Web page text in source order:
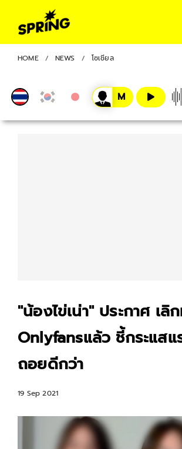
HOME NEWS โซเชียล
"น้องไข่เน่า" ประกาศ เลิ
Onlyfansแล้ว ชี้กระแส
ถอยดีกว่า
19 Sep 2021